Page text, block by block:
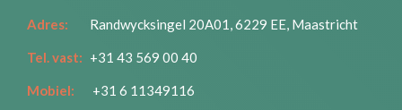
Adres: Randwycksingel 20A01, 6229 EE, Maastricht
Tel. vast: +31 43 569 00 40
Mobiel: +31 6 11349116